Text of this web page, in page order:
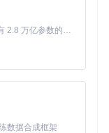
救盘能够修复或
"GPT"分区方案
Kimi K3 是Kimi能力最强的模型：这是一个拥有 2.8 万亿参数的混合专家（MoE）模型，具备原生视觉理解能力，并支持 100 万 token 的上下文窗口。
数据合成框架